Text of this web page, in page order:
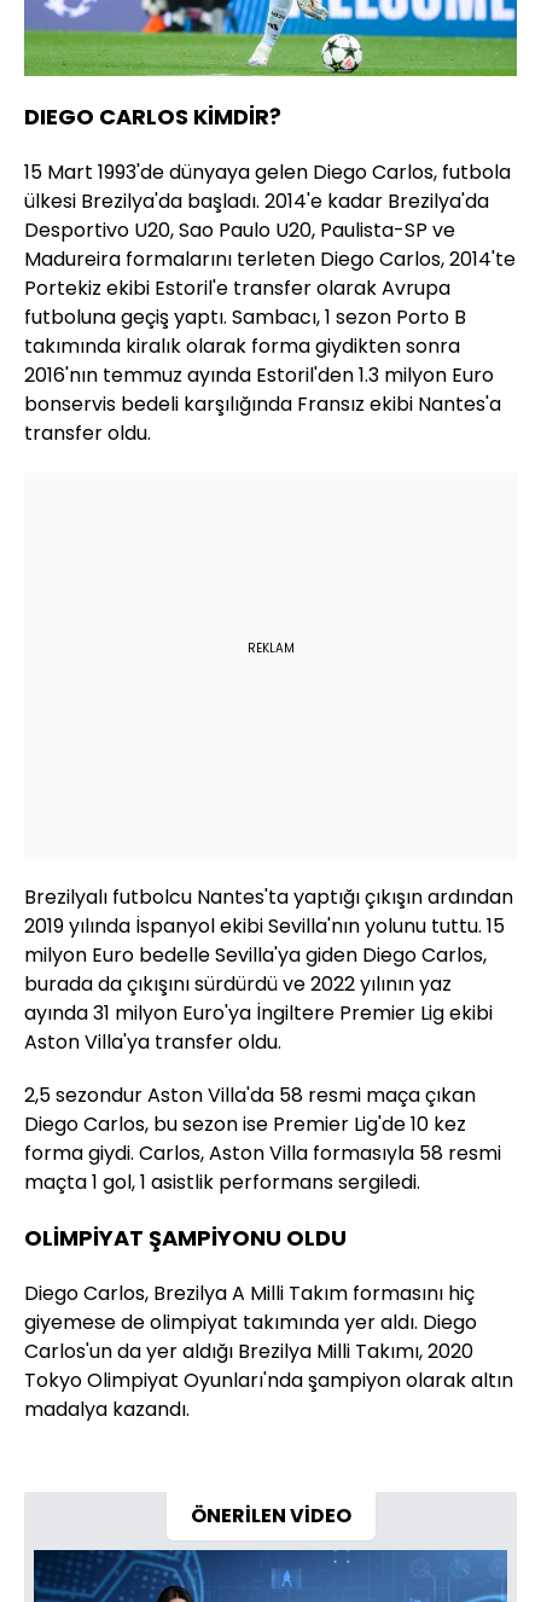
DIEGO CARLOS KİMDİR?
15 Mart 1993'de dünyaya gelen Diego Carlos, futbola
ülkesi Brezilya'da başladı. 2014'e kadar Brezilya'da
Desportivo U20, Sao Paulo U20, Paulista-SP ve
Madureira formalarını terleten Diego Carlos, 2014'te
Portekiz ekibi Estoril'e transfer olarak Avrupa
futboluna geçiş yaptı. Sambacı, 1 sezon Porto B
takımında kiralık olarak forma giydikten sonra
2016'nın temmuz ayında Estoril'den 1.3 milyon Euro
bonservis bedeli karşılığında Fransız ekibi Nantes'a
transfer oldu.
REKLAM
Brezilyalı futbolcu Nantes'ta yaptığı çıkışın ardından
2019 yılında İspanyol ekibi Sevilla'nın yolunu tuttu. 15
milyon Euro bedelle Sevilla'ya giden Diego Carlos,
burada da çıkışını sürdürdü ve 2022 yılının yaz
ayında 31 milyon Euro'ya İngiltere Premier Lig ekibi
Aston Villa'ya transfer oldu.
2,5 sezondur Aston Villa'da 58 resmi maça çıkan
Diego Carlos, bu sezon ise Premier Lig'de 10 kez
forma giydi. Carlos, Aston Villa formasıyla 58 resmi
maçta 1 gol, 1 asistlik performans sergiledi.
OLİMPİYAT ŞAMPİYONU OLDU
Diego Carlos, Brezilya A Milli Takım formasını hiç
giyemese de olimpiyat takımında yer aldı. Diego
Carlos'un da yer aldığı Brezilya Milli Takımı, 2020
Tokyo Olimpiyat Oyunları'nda şampiyon olarak altın
madalya kazandı.
ÖNERİLEN VİDEO